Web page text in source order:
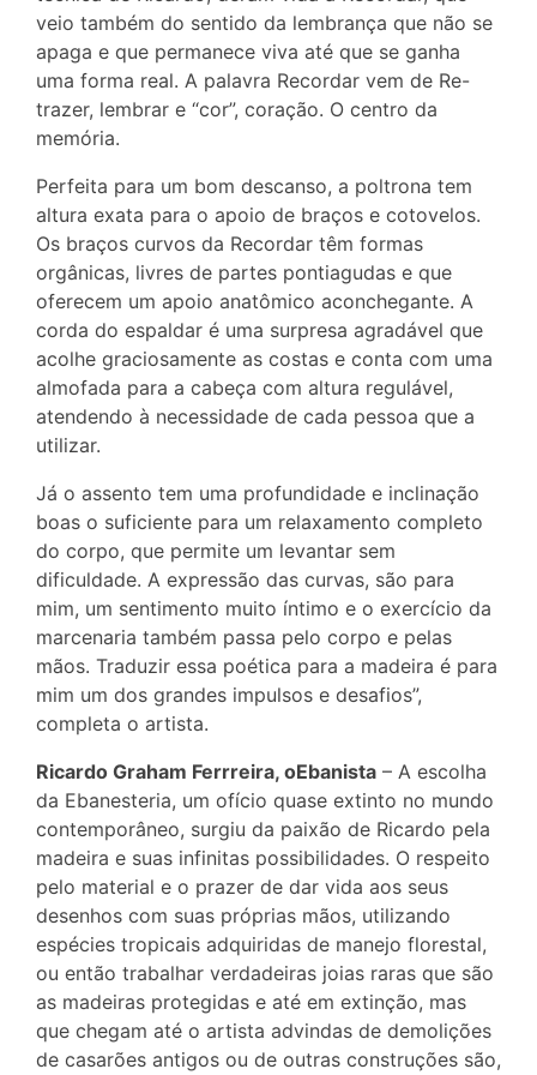
veio também do sentido da lembrança que não se
apaga e que permanece viva até que se ganha
uma forma real. A palavra Recordar vem de Re-
trazer, lembrar e “cor”, coração. O centro da
memória.
Perfeita para um bom descanso, a poltrona tem
altura exata para o apoio de braços e cotovelos.
Os braços curvos da Recordar têm formas
orgânicas, livres de partes pontiagudas e que
oferecem um apoio anatômico aconchegante. A
corda do espaldar é uma surpresa agradável que
acolhe graciosamente as costas e conta com uma
almofada para a cabeça com altura regulável,
atendendo à necessidade de cada pessoa que a
utilizar.
Já o assento tem uma profundidade e inclinação
boas o suficiente para um relaxamento completo
do corpo, que permite um levantar sem
dificuldade. A expressão das curvas, são para
mim, um sentimento muito íntimo e o exercício da
marcenaria também passa pelo corpo e pelas
mãos. Traduzir essa poética para a madeira é para
mim um dos grandes impulsos e desafios”,
completa o artista.
Ricardo Graham Ferrreira, oEbanista – A escolha
da Ebanesteria, um ofício quase extinto no mundo
contemporâneo, surgiu da paixão de Ricardo pela
madeira e suas infinitas possibilidades. O respeito
pelo material e o prazer de dar vida aos seus
desenhos com suas próprias mãos, utilizando
espécies tropicais adquiridas de manejo florestal,
ou então trabalhar verdadeiras joias raras que são
as madeiras protegidas e até em extinção, mas
que chegam até o artista advindas de demolições
de casarões antigos ou de outras construções são,